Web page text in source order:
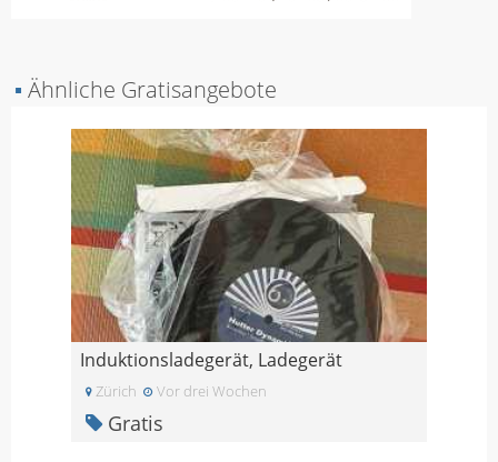
▪ Ähnliche Gratisangebote
Induktionsladegerät, Ladegerät
Zürich Vor drei Wochen
Gratis